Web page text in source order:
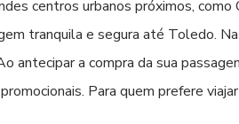
centros urbanos próximos,
tranquila e segura até Toledo.
antecipar a compra da sua
Para quem prefere